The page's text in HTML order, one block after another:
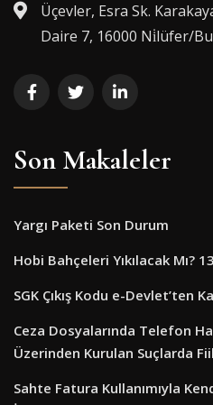
Üçevler, Esra Sk.
Daire 7, 16000 Ni̇lüfer/
Son Makaleler
Yargı Paketi Son Durum
Hobi Bahçeleri Yıkılacak Mı?
SGK Çıkış Kodu e-Devlet’ten
Ceza Dosyalarında Telefon
Üzerinden Kurulan Suçlarda
Sahte Fatura Kullanımıyla